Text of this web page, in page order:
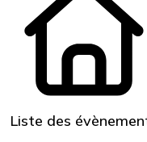
Liste des